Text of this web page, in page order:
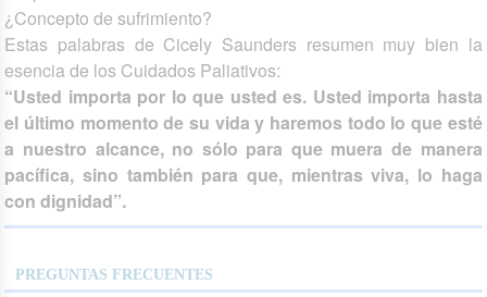
¿Concepto de sufrimiento?
Estas palabras de Cicely Saunders resumen muy bien la
esencia de los Cuidados Paliativos:
“Usted importa por lo que usted es. Usted importa hasta
el último momento de su vida y haremos todo lo que esté
a nuestro alcance, no sólo para que muera de manera
pacífica, sino también para que, mientras viva, lo haga
con dignidad”.
PREGUNTAS FRECUENTES